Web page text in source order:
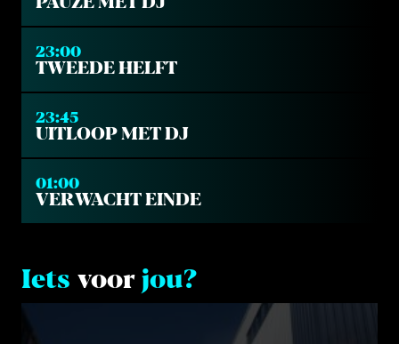
23:00
TWEEDE HELFT
23:45
UITLOOP MET DJ
01:00
VERWACHT EINDE
Iets voor jou?